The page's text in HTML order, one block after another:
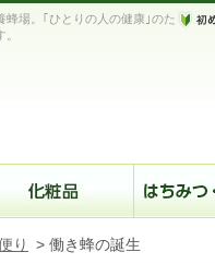
場。｢ひとりの人の健康｣のた
り > 働き蜂の誕生